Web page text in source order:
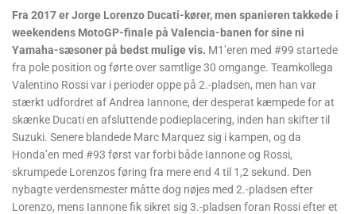
Fra 2017 er Jorge Lorenzo Ducati-kører, men spanieren takkede i
weekendens MotoGP-finale på Valencia-banen for sine ni
Yamaha-sæsoner på bedst mulige vis. M1’eren med #99 startede
fra pole position og førte over samtlige 30 omgange. Teamkollega
Valentino Rossi var i perioder oppe på 2.-pladsen, men han var
stærkt udfordret af Andrea Iannone, der desperat kæmpede for at
skænke Ducati en afsluttende podieplacering, inden han skifter til
Suzuki. Senere blandede Marc Marquez sig i kampen, og da
Honda’en med #93 først var forbi både Iannone og Rossi,
skrumpede Lorenzos føring fra mere end 4 til 1,2 sekund. Den
nybagte verdensmester måtte dog nøjes med 2.-pladsen efter
Lorenzo, mens Iannone fik sikret sig 3.-pladsen foran Rossi efter et